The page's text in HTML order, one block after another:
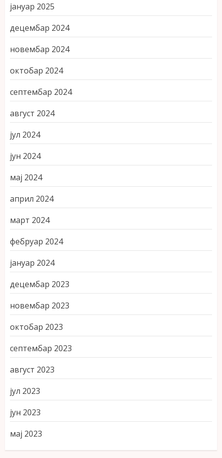
јануар 2025
децембар 2024
новембар 2024
октобар 2024
септембар 2024
август 2024
јул 2024
јун 2024
мај 2024
април 2024
март 2024
фебруар 2024
јануар 2024
децембар 2023
новембар 2023
октобар 2023
септембар 2023
август 2023
јул 2023
јун 2023
мај 2023